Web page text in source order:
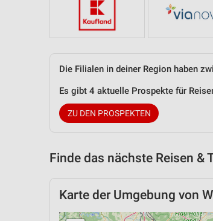
Die Filialen in deiner Region haben
Es gibt 4 aktuelle Prospekte für
ZU DEN PROSPEKTEN
Finde das nächste Reisen &
Karte der Umgebung von